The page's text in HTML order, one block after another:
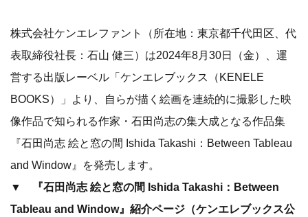
株式会社ケンエレファント（所在地：東京都千代田区、代
表取締役社長：石山 健三）は2024年8月30日（金）、運
営する出版レーベル「ケンエレブックス（KENELE
BOOKS）」より、自らが描く絵画を連続的に撮影した映
像作品で知られる作家・石田尚志の集大成となる作品集
『石田尚志 絵と窓の間 Ishida Takashi：Between Tableau
and Window』を発売します。
▼ 『石田尚志 絵と窓の間 Ishida Takashi：Between
Tableau and Window』紹介ページ（ケンエレブックス公